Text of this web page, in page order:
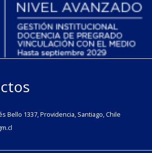
Bello 1337, Providencia, Santiago, Chile